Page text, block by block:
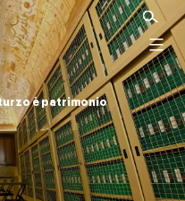
Menu
è patrimonio